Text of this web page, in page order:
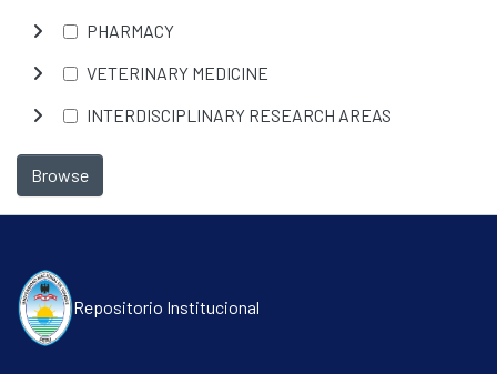
PHARMACY
VETERINARY MEDICINE
INTERDISCIPLINARY RESEARCH AREAS
Browse
Repositorio Institucional